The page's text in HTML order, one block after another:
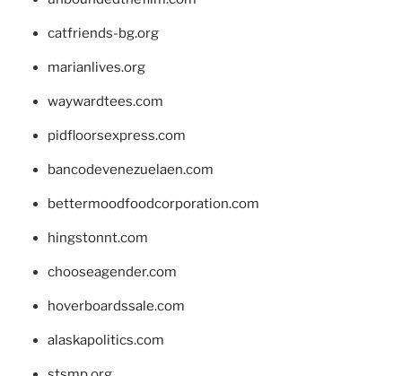
catfriends-bg.org
marianlives.org
waywardtees.com
pidfloorsexpress.com
bancodevenezuelaen.com
bettermoodfoodcorporation.com
hingstonnt.com
chooseagender.com
hoverboardssale.com
alaskapolitics.com